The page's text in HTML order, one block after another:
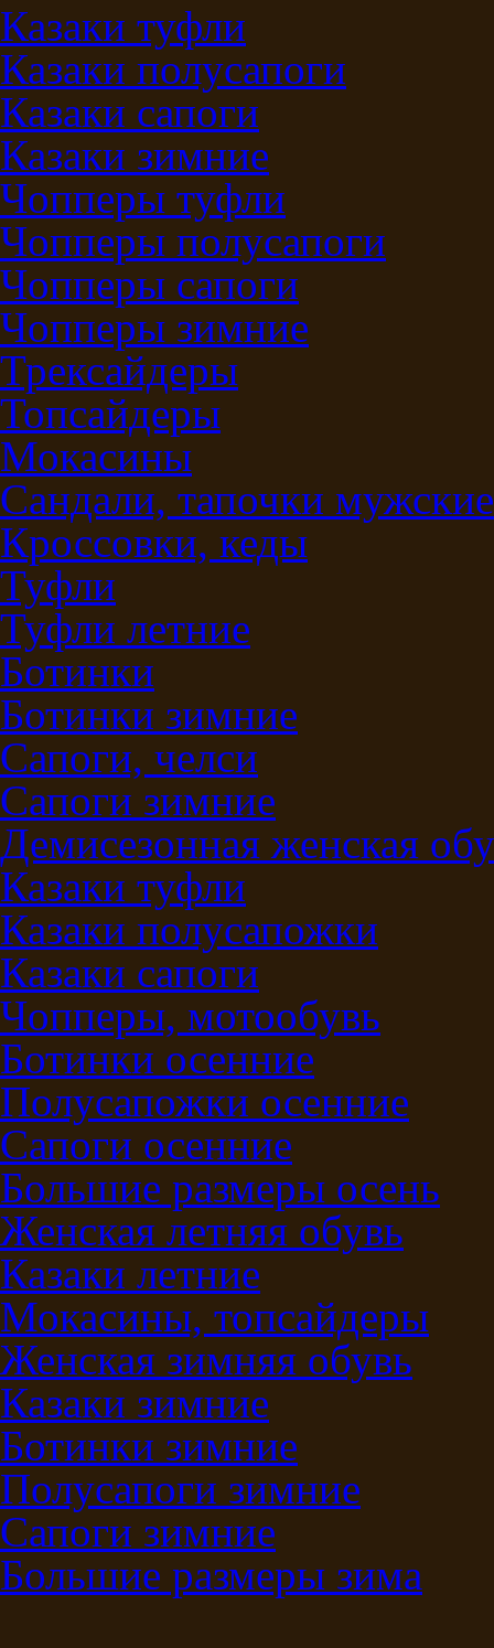
Казаки туфли
Казаки полусапоги
Казаки сапоги
Казаки зимние
Чопперы туфли
Чопперы полусапоги
Чопперы сапоги
Чопперы зимние
Трексайдеры
Топсайдеры
Мокасины
Сандали, тапочки мужские
Кроссовки, кеды
Туфли
Туфли летние
Ботинки
Ботинки зимние
Сапоги, челси
Сапоги зимние
Демисезонная женская
Казаки туфли
Казаки полусапожки
Казаки сапоги
Чопперы, мотообувь
Ботинки осенние
Полусапожки осенние
Сапоги осенние
Большие размеры осень
Женская летняя обувь
Казаки летние
Мокасины, топсайдеры
Женская зимняя обувь
Казаки зимние
Ботинки зимние
Полусапоги зимние
Сапоги зимние
Большие размеры зима